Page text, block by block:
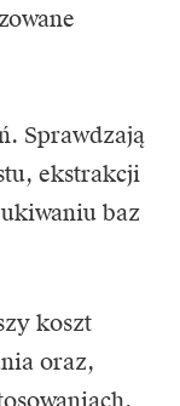
Sprawdzają
ekstrakcji
baz
koszt
oraz,